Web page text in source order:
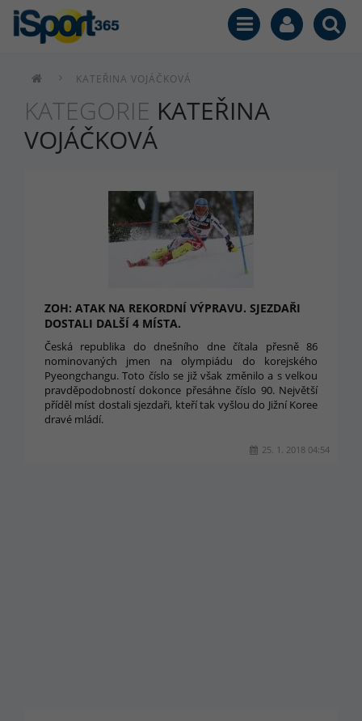
KATEŘINA VOJÁČKOVÁ
KATEGORIE KATEŘINA
VOJÁČKOVÁ
ZOH: ATAK NA REKORDNÍ VÝPRAVU. SJEZDAŘI
DOSTALI DALŠÍ 4 MÍSTA.
Česká republika do dnešního dne čítala přesně 86
nominovaných jmen na olympiádu do korejského
Pyeongchangu. Toto číslo se již však změnilo a s velkou
pravděpodobností dokonce přesáhne číslo 90. Největší
příděl míst dostali sjezdaři, kteří tak vyšlou do Jižní Koree
dravé mládí.
25. 1. 2018 04:54